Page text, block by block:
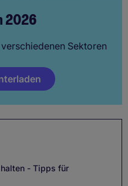
2026
Sektoren
- Tipps für